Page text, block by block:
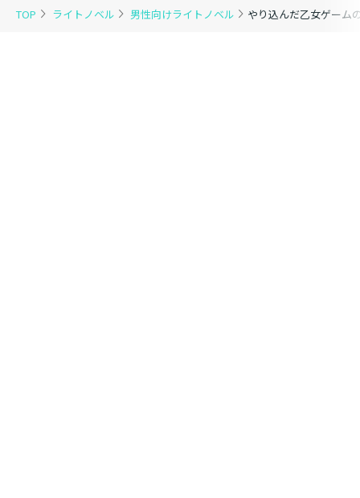
TOP ライトノベル 男性向けライトノベル やり込んだ乙女ゲーム